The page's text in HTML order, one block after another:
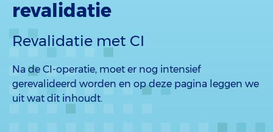
revalidatie
Revalidatie met CI
Na de CI-operatie, moet er nog intensief
gerevalideerd worden en op deze pagina leggen we
uit wat dit inhoudt.